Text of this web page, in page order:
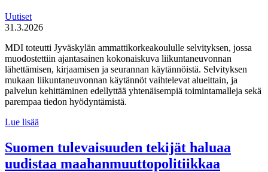
Uutiset
31.3.2026
MDI toteutti Jyväskylän ammattikorkeakoululle selvityksen, jossa
muodostettiin ajantasainen kokonaiskuva liikuntaneuvonnan
lähettämisen, kirjaamisen ja seurannan käytännöistä. Selvityksen
mukaan liikuntaneuvonnan käytännöt vaihtelevat alueittain, ja
palvelun kehittäminen edellyttää yhtenäisempiä toimintamalleja sekä
parempaa tiedon hyödyntämistä.
Lue lisää
liikuntaneuvontapalvelun
kirjaamisen,
lähettämisen
Suomen tulevaisuuden tekijät haluaa
uudistaa maahanmuuttopolitiikkaa